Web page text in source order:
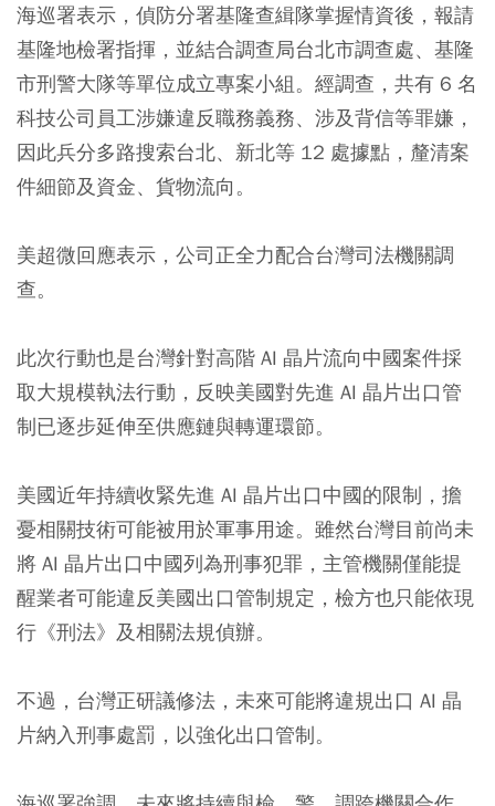
海巡署表示，偵防分署基隆查緝隊掌握情資後，報請
基隆地檢署指揮，並結合調查局台北市調查處、基隆
市刑警大隊等單位成立專案小組。經調查，共有 6 名
科技公司員工涉嫌違反職務義務、涉及背信等罪嫌，
因此兵分多路搜索台北、新北等 12 處據點，釐清案
件細節及資金、貨物流向。
美超微回應表示，公司正全力配合台灣司法機關調
查。
此次行動也是台灣針對高階 AI 晶片流向中國案件採
取大規模執法行動，反映美國對先進 AI 晶片出口管
制已逐步延伸至供應鏈與轉運環節。
美國近年持續收緊先進 AI 晶片出口中國的限制，擔
憂相關技術可能被用於軍事用途。雖然台灣目前尚未
將 AI 晶片出口中國列為刑事犯罪，主管機關僅能提
醒業者可能違反美國出口管制規定，檢方也只能依現
行《刑法》及相關法規偵辦。
不過，台灣正研議修法，未來可能將違規出口 AI 晶
片納入刑事處罰，以強化出口管制。